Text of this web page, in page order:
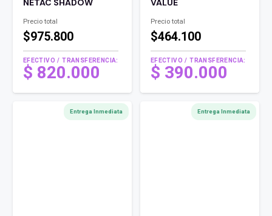
Precio total
$975.800
EFECTIVO / TRANSFERENCIA:
$ 820.000
Precio total
$464.100
EFECTIVO / TRANSFERENCIA:
$ 390.000
Entrega Inmediata Entrega Inmediata